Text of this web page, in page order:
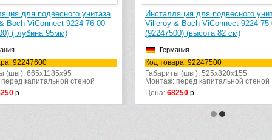
для подвесного унитаза
Boch ViConnect 9224 76 00
(глубина 95мм)
92247600
(швг): 665x1185x95
капитальной стеной
р.
Инсталляция для подвесного
Villeroy & Boch ViConnect 9224 75
(92247500) (высота 82 см)
Германия
Код товара: 92247500
Габариты (швг): 525x820x155
Монтаж: перед капитальной стеной
Цена: 68250 р.